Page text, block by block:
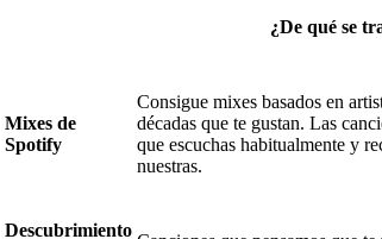
¿De qué se
Mixes de
Spotify
Consigue mixes basados en
décadas que te gustan. Las
que escuchas habitualmente y
nuestras.
Descubrimiento